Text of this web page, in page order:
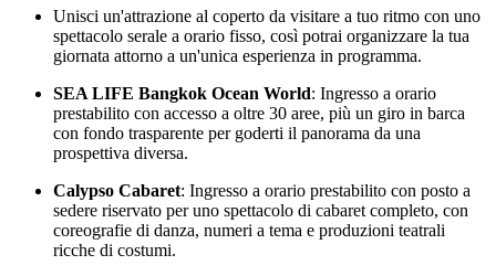
Unisci un'attrazione al coperto da visitare a tuo ritmo con uno
spettacolo serale a orario fisso, così potrai organizzare la tua
giornata attorno a un'unica esperienza in programma.
SEA LIFE Bangkok Ocean World: Ingresso a orario
prestabilito con accesso a oltre 30 aree, più un giro in barca
con fondo trasparente per goderti il panorama da una
prospettiva diversa.
Calypso Cabaret: Ingresso a orario prestabilito con posto a
sedere riservato per uno spettacolo di cabaret completo, con
coreografie di danza, numeri a tema e produzioni teatrali
ricche di costumi.